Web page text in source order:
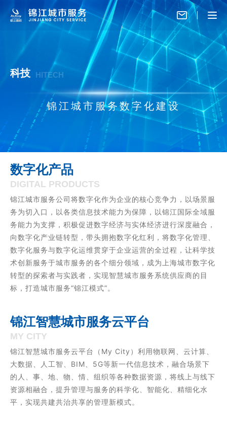
科技 HITECH
锦江城市服务数字化建设
数字化产品
DIGITAL PRODUCTS
锦江城市服务公司将数字化作为企业的核心竞争力，以场景服
务为切入口，以各类信息技术能力为保障，以锦江国际全域服
务能力为支撑，积极促进数字经济与实体经济进行深度融合，
向数字化产业链转型，带头拥抱数字化红利，将数字化管理、
数字化服务与数字化运维贯穿于企业运营的全过程，让科学技
术创新服务于城市服务的各个细分领域，成为上海城市数字化
转型的探索者与实践者，实现智慧城市服务系统供应商的目
标，打造城市服务“锦江模式”。
锦江智慧城市服务云平台
MY CITY
锦江智慧城市服务云平台（My City）利用物联网、云计算、
大数据、人工智、BIM、5G等新一代信息技术，融合场景下
的人、事、地、物、情、组织等各种数据资源，将线上与线下
资源相融合，提升管理与服务的科学化、智能化、精细化水
平，实现共建共治共享的管理新模式。